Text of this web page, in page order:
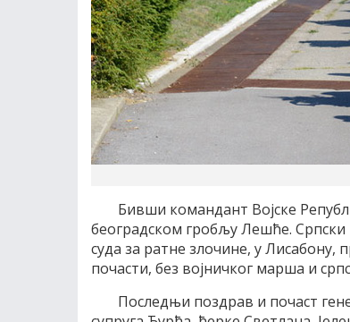
Бивши командант Војске
београдском гробљу Лешће.
суда за ратне злочине, у Лисабону,
почасти, без војничког марша и
Последњи поздрав и почаст